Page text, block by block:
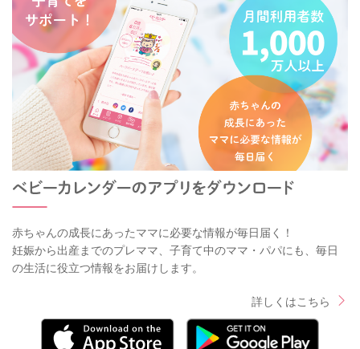
赤ちゃんの成長にあったママに必要な情報が毎日届く！
妊娠から出産までのプレママ、子育て中のママ・パパにも、毎日
の生活に役立つ情報をお届けします。
詳しくはこちら